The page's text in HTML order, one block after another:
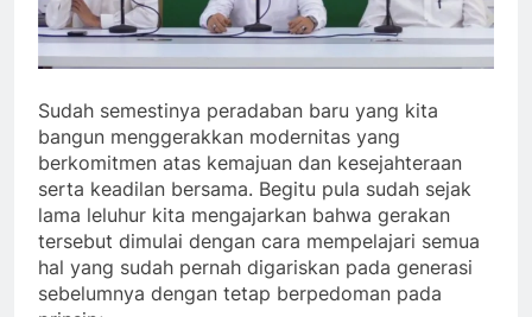
Sudah semestinya peradaban baru yang kita
bangun menggerakkan modernitas yang
berkomitmen atas kemajuan dan kesejahteraan
serta keadilan bersama. Begitu pula sudah sejak
lama leluhur kita mengajarkan bahwa gerakan
tersebut dimulai dengan cara mempelajari semua
hal yang sudah pernah digariskan pada generasi
sebelumnya dengan tetap berpedoman pada